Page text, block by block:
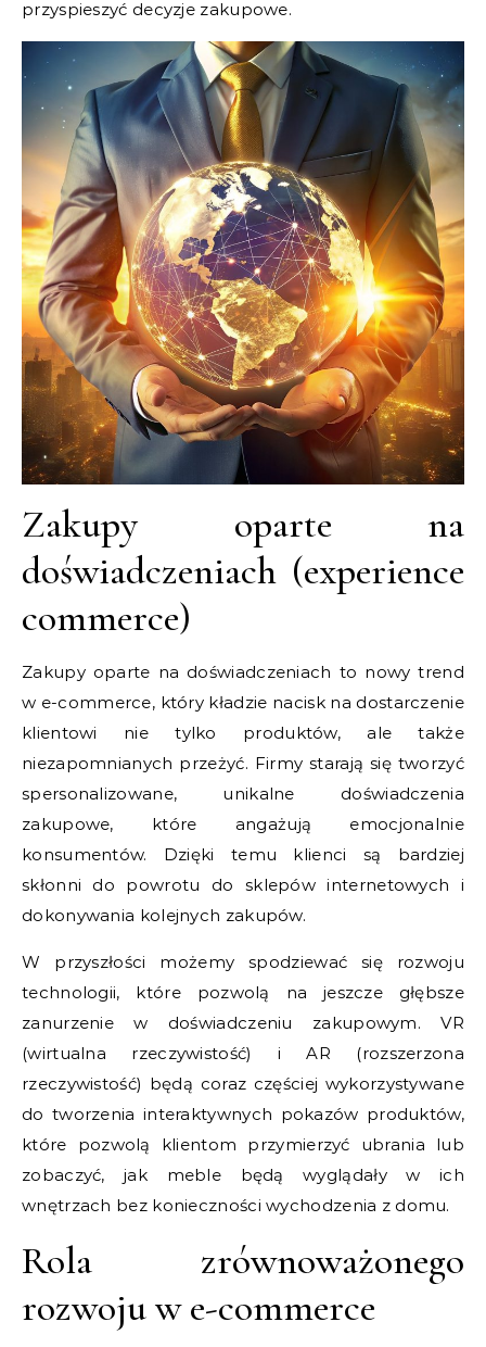
przyspieszyć decyzje zakupowe.
Zakupy oparte na
doświadczeniach (experience
commerce)
Zakupy oparte na doświadczeniach to nowy trend
w e-commerce, który kładzie nacisk na dostarczenie
klientowi nie tylko produktów, ale także
niezapomnianych przeżyć. Firmy starają się tworzyć
spersonalizowane, unikalne doświadczenia
zakupowe, które angażują emocjonalnie
konsumentów. Dzięki temu klienci są bardziej
skłonni do powrotu do sklepów internetowych i
dokonywania kolejnych zakupów.
W przyszłości możemy spodziewać się rozwoju
technologii, które pozwolą na jeszcze głębsze
zanurzenie w doświadczeniu zakupowym. VR
(wirtualna rzeczywistość) i AR (rozszerzona
rzeczywistość) będą coraz częściej wykorzystywane
do tworzenia interaktywnych pokazów produktów,
które pozwolą klientom przymierzyć ubrania lub
zobaczyć, jak meble będą wyglądały w ich
wnętrzach bez konieczności wychodzenia z domu.
Rola zrównoważonego
rozwoju w e-commerce